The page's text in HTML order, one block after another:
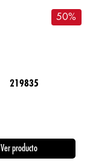
50%
Ver producto